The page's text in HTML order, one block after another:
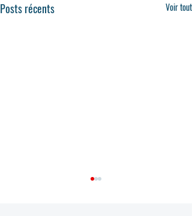
Posts récents Voir tout